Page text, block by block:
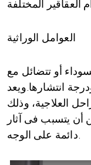
العقاقير المختلفة
العوامل الوراثية
أو تتضائل مع
انتشارها.ويعد
العلاجية، وذلك
أن يتسبب فى آثار
دائمة على الوجه.